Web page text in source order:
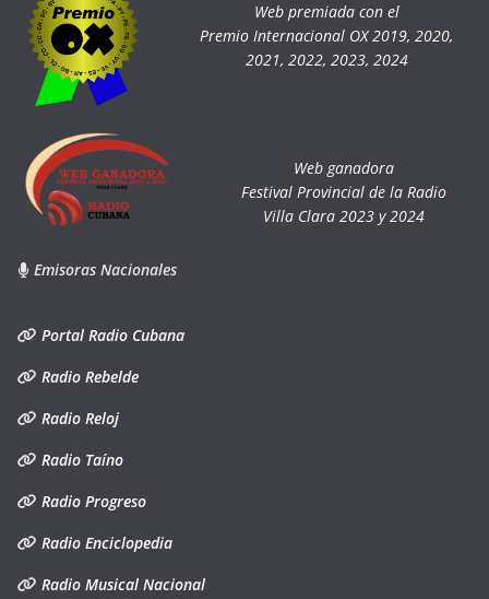
Web premiada con el
Premio Internacional OX 2019, 2020,
2021, 2022, 2023, 2024
Web ganadora
Festival Provincial de la Radio
Villa Clara 2023 y 2024
Emisoras Nacionales
Portal Radio Cubana
Radio Rebelde
Radio Reloj
Radio Taíno
Radio Progreso
Radio Enciclopedia
Radio Musical Nacional